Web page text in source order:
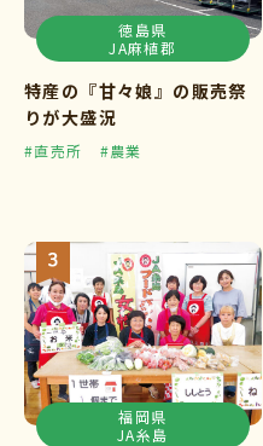
徳島県
JA麻植郡
特産の『甘々娘』の販売祭
りが大盛況
#直売所 #農業
福岡県
JA糸島